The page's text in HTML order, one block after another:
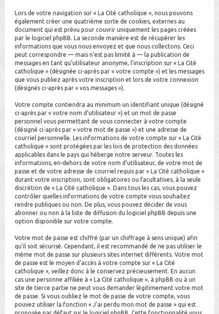
Lors de votre navigation sur « La Cité catholique », nous pouvons
également créer une quatrième sorte de cookies, externes au
document qui est prévu pour couvrir uniquement les pages créées
par le logiciel phpBB. La seconde manière est de récupérer les
informations que vous nous envoyez et que nous collectons. Ceci
peut correspondre — mais n’est pas limité à — la publication de
messages en tant qu’utilisateur anonyme, l’inscription sur « La Cité
catholique » (désignée ci-après par « votre compte ») et les messages
que vous publiez après votre inscription et lors de votre connexion
(désignés ci-après par « vos messages »).
Votre compte contiendra au minimum un identifiant unique (désigné
ci-après par « votre nom d’utilisateur ») et un mot de passe
personnel vous permettant de vous connecter à votre compte
(désigné ci-après par « votre mot de passe ») et une adresse de
courriel personnelle. Les informations de votre compte sur « La Cité
catholique » sont protégées par les lois de protection des données
applicables dans le pays qui héberge notre serveur. Toutes les
informations, en-dehors de votre nom d’utilisateur, de votre mot de
passe et de votre adresse de courriel requis par « La Cité catholique »
durant votre inscription, sont obligatoires ou facultatives, à la seule
discrétion de « La Cité catholique ». Dans tous les cas, vous pouvez
contrôler quelles informations de votre compte vous souhaitez
rendre publiques ou non. De plus, vous pouvez décider de vous
abonner ou non à la liste de diffusion du logiciel phpBB depuis une
option disponible sur votre compte.
Votre mot de passe est chiffré (par un chiffrage à sens unique) afin
qu’il soit sécurisé. Cependant, il est recommandé de ne pas utiliser le
même mot de passe sur plusieurs sites internet différents. Votre mot
de passe est le moyen d’accès à votre compte sur « La Cité
catholique », veillez donc à le conservez précieusement. En aucun
cas une personne affiliée à « La Cité catholique », à phpBB ou à un
site de tierce partie ne peut vous demander légitimement votre mot
de passe. Si vous oubliez le mot de passe de votre compte, vous
pouvez utiliser la fonction « J’ai perdu mon mot de passe » qui est